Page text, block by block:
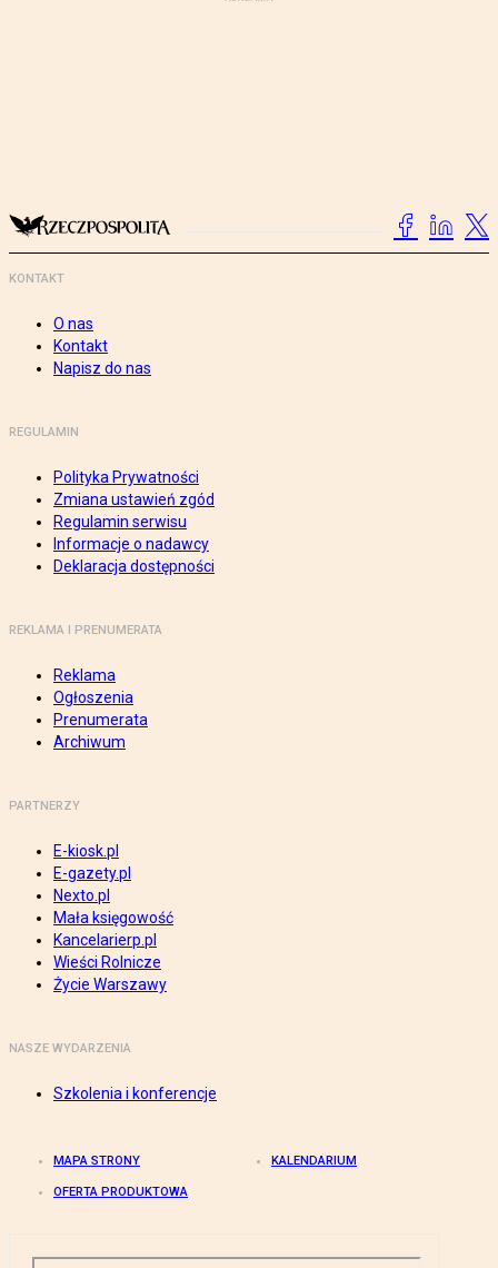
KONTAKT
O nas
Kontakt
Napisz do nas
REGULAMIN
Polityka Prywatności
Zmiana ustawień zgód
Regulamin serwisu
Informacje o nadawcy
Deklaracja dostępności
REKLAMA I PRENUMERATA
Reklama
Ogłoszenia
Prenumerata
Archiwum
PARTNERZY
E-kiosk.pl
E-gazety.pl
Nexto.pl
Mała księgowość
Kancelarierp.pl
Wieści Rolnicze
Życie Warszawy
NASZE WYDARZENIA
Szkolenia i konferencje
MAPA STRONY KALENDARIUM
OFERTA PRODUKTOWA